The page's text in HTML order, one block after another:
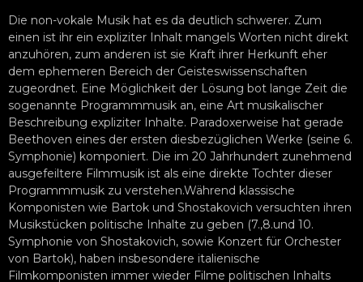
Die non-vokale Musik hat es da deutlich schwerer. Zum
einen ist ihr ein expliziter Inhalt mangels Worten nicht direkt
anzuhören, zum anderen ist sie Kraft ihrer Herkunft eher
dem ephemeren Bereich der Geisteswissenschaften
zugeordnet. Eine Möglichkeit der Lösung bot lange Zeit die
sogenannte Programmmusik an, eine Art musikalischer
Beschreibung expliziter Inhalte. Paradoxerweise hat gerade
Beethoven eines der ersten diesbezüglichen Werke (seine 6.
Symphonie) komponiert. Die im 20 Jahrhundert zunehmend
ausgefeiltere Filmmusik ist als eine direkte Tochter dieser
Programmmusik zu verstehen.Während klassische
Komponisten wie Bartok und Shostakovich versuchten ihren
Musikstücken politische Inhalte zu geben (7.,8.und 10.
Symphonie von Shostakovich, sowie Konzert für Orchester
von Bartok), haben insbesondere italienische
Filmkomponisten immer wieder Filme politischen Inhalts